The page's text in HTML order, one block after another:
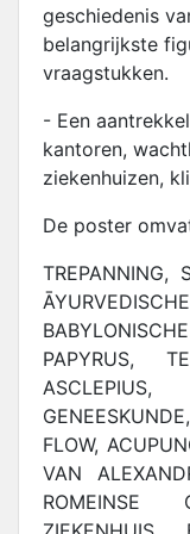
geschiedenis
belangrijkste
vraagstukken.
- Een
kantoren,
ziekenhuizen,
De poster
TREPANNING,
PAPYRUS,
FLOW,
VAN
ROMEINSE